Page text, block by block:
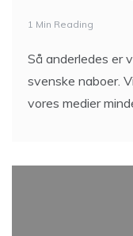
1 Min Reading
Så anderledes er
svenske naboer.
vores medier